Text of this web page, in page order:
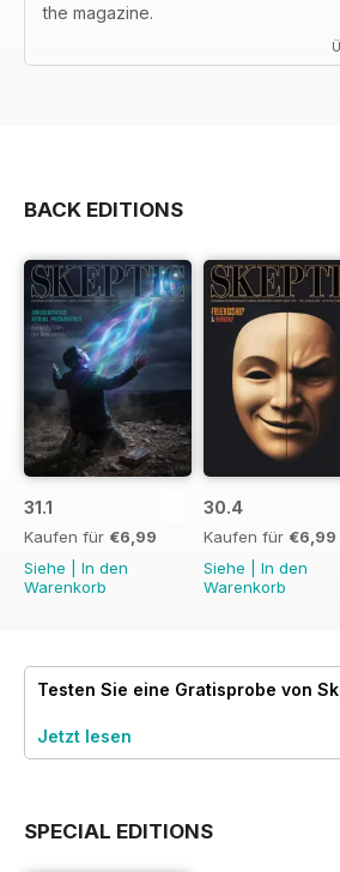
the magazine.
BACK EDITIONS
31.1
Kaufen für €6,99
Siehe
In den
Warenkorb
30.4
Kaufen für €6,99
Siehe
In den
Warenkorb
Testen Sie eine Gratisprobe von
Jetzt lesen
SPECIAL EDITIONS